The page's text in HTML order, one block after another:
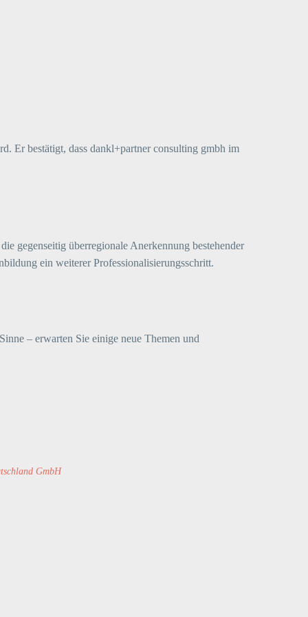
Er bestätigt, dass dankl+partner consulting gmbh im
gegenseitig überregionale Anerkennung bestehender
ein weiterer Professionalisierungsschritt.
– erwarten Sie einige neue Themen und
GmbH.